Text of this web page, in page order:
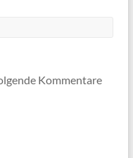
Kommentare